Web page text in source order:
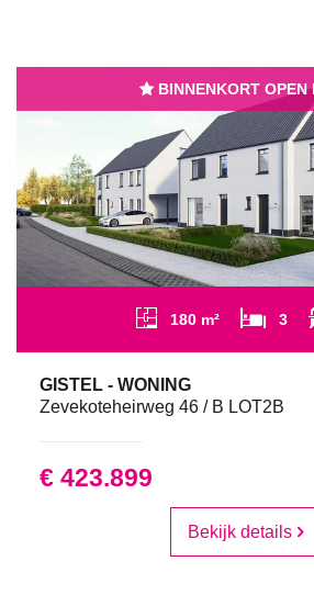
BINNENKORT OPEN
180 m² 3
GISTEL - WONING
Zevekoteheirweg 46 / B LOT2B
€ 423.899
Bekijk details